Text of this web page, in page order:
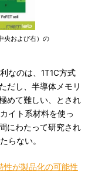
央および右）の
なのは、1T1C方式
だし、半導体メモリ
めて難しい、とされ
イト系材料を使っ
にわたって研究され
らない。
性が製品化の可能性